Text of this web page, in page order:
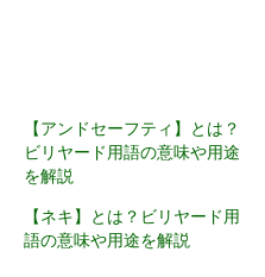
【アンドセーフティ】とは？
ビリヤード用語の意味や用途
を解説
【ネキ】とは？ビリヤード用
語の意味や用途を解説